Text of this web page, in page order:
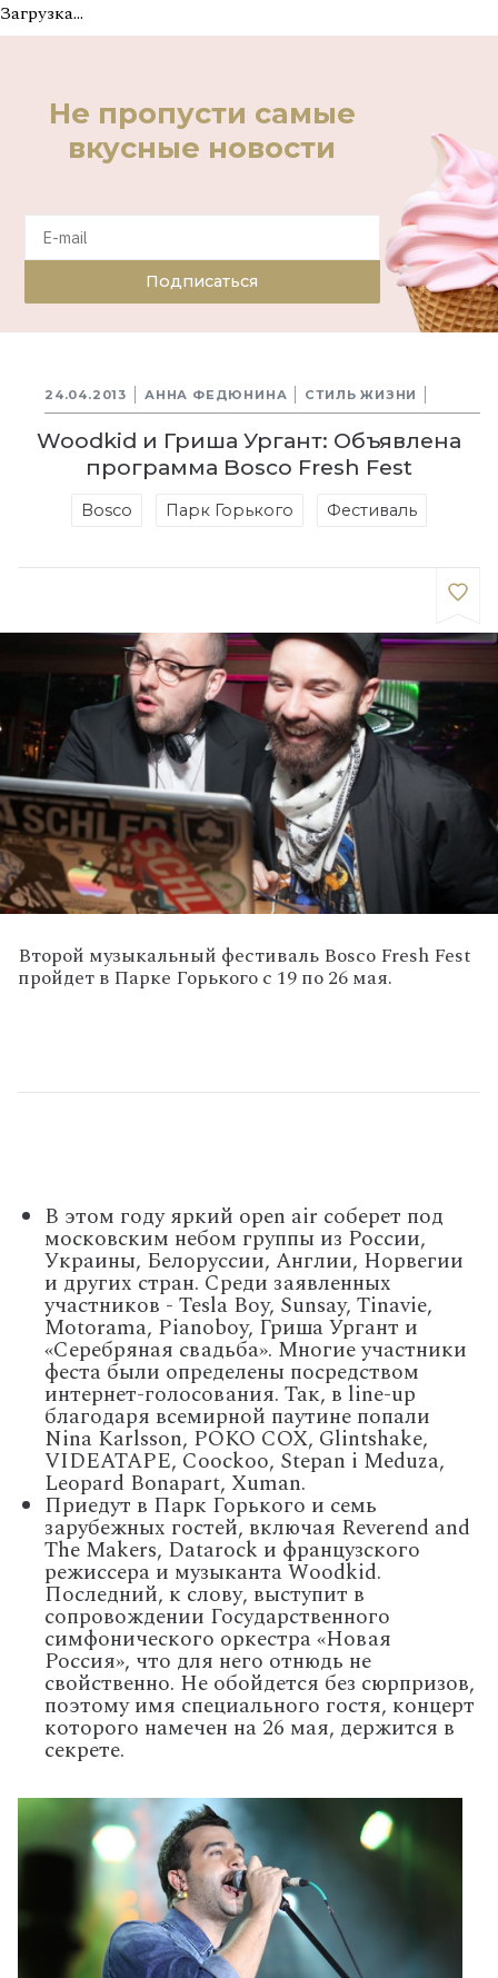
Загрузка...
Не пропусти самые
вкусные новости
Подписаться
24.04.2013 АННА ФЕДЮНИНА СТИЛЬ ЖИЗНИ
Woodkid и Гриша Ургант: Объявлена
программа Bosco Fresh Fest
Bosco Парк Горького Фестиваль
Второй музыкальный фестиваль Bosco Fresh Fest
пройдет в Парке Горького с 19 по 26 мая.
В этом году яркий open air соберет под
московским небом группы из России,
Украины, Белоруссии, Англии, Норвегии
и других стран. Среди заявленных
участников - Tesla Boy, Sunsay, Tinavie,
Motorama, Pianoboy, Гриша Ургант и
«Серебряная свадьба». Многие участники
феста были определены посредством
интернет-голосования. Так, в line-up
благодаря всемирной паутине попали
Nina Karlsson, POKO COX, Glintshake,
VIDEATAPE, Coockoo, Stepan i Meduza,
Leopard Bonapart, Xuman.
Приедут в Парк Горького и семь
зарубежных гостей, включая Reverend and
The Makers, Datarock и французского
режиссера и музыканта Woodkid.
Последний, к слову, выступит в
сопровождении Государственного
симфонического оркестра «Новая
Россия», что для него отнюдь не
свойственно. Не обойдется без сюрпризов,
поэтому имя специального гостя, концерт
которого намечен на 26 мая, держится в
секрете.